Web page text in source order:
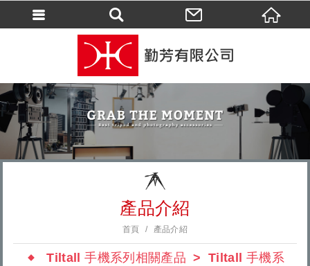
產品介紹
首頁 產品介紹
Tiltall 手機系列相關產品
Tiltall 手機系
會員登入(燈箱)
加入會員
忘記密碼
訂單查詢
個人資料修改
會員登出
填寫匯款通知